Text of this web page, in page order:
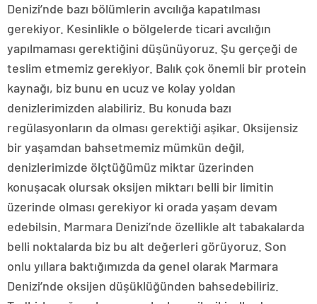
Denizi’nde bazı bölümlerin avcılığa kapatılması
gerekiyor. Kesinlikle o bölgelerde ticari avcılığın
yapılmaması gerektiğini düşünüyoruz. Şu gerçeği de
teslim etmemiz gerekiyor. Balık çok önemli bir protein
kaynağı, biz bunu en ucuz ve kolay yoldan
denizlerimizden alabiliriz. Bu konuda bazı
regülasyonların da olması gerektiği aşikar. Oksijensiz
bir yaşamdan bahsetmemiz mümkün değil,
denizlerimizde ölçtüğümüz miktar üzerinden
konuşacak olursak oksijen miktarı belli bir limitin
üzerinde olması gerekiyor ki orada yaşam devam
edebilsin. Marmara Denizi’nde özellikle alt tabakalarda
belli noktalarda biz bu alt değerleri görüyoruz. Son
onlu yıllara baktığımızda da genel olarak Marmara
Denizi’nde oksijen düşüklüğünden bahsedebiliriz.